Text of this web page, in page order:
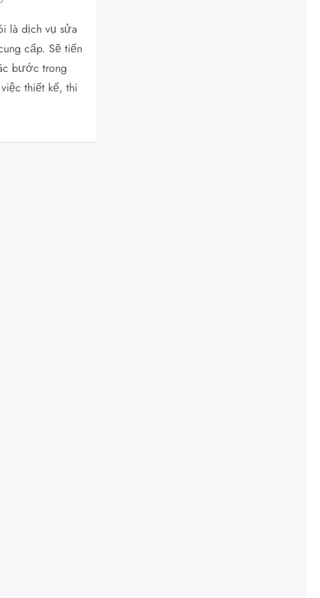
là dịch vụ sửa
cấp. Sẽ tiến
bước trong
thiết kế, thi